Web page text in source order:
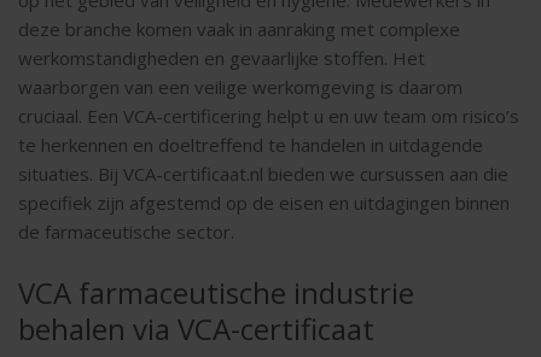
deze branche komen vaak in aanraking met complexe
werkomstandigheden en gevaarlijke stoffen. Het
waarborgen van een veilige werkomgeving is daarom
cruciaal. Een VCA-certificering helpt u en uw team om risico’s
te herkennen en doeltreffend te handelen in uitdagende
situaties. Bij VCA-certificaat.nl bieden we cursussen aan die
specifiek zijn afgestemd op de eisen en uitdagingen binnen
de farmaceutische sector.
VCA farmaceutische industrie
behalen via VCA-certificaat